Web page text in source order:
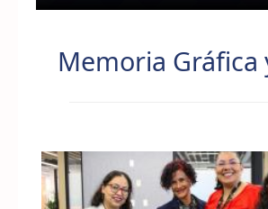
Memoria Gráfica